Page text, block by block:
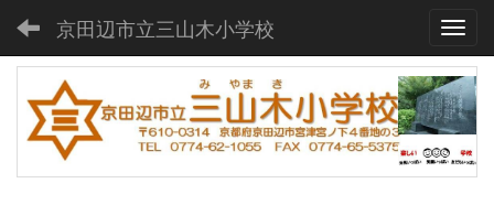
京田辺市立三山木小学校